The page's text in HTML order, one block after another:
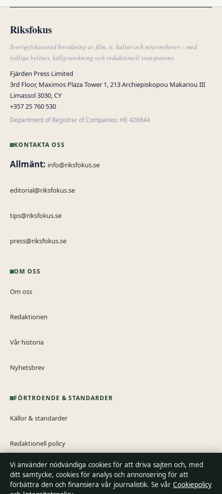
Riksfokus
Sverigefokuserad bevakning av film, tv, kultur och nöjesnyheter – med
tydliga bylines, källgranskning och redaktionell transparens.
Fjärden Press Limited
3rd Floor, Maximos Plaza Tower 1, 213 Archiepiskopou Makariou III
Limassol 3030, CY
+357 25 760 530
Department of Registrar of Companies: HE 426844
KONTAKTA OSS
Allmänt: info@riksfokus.se
editorial@riksfokus.se
tips@riksfokus.se
press@riksfokus.se
OM OSS
Om oss
Redaktionen
Vår historia
Nyhetsbrev
FÖRTROENDE & STANDARDER
Källor & standarder
Redaktionell policy
Rättelsepolicy
Vi använder nödvändiga cookies för att driva sajten och, med
ditt samtycke, cookies för analys och annonsering för att
förbättra den och finansiera vår journalistik. Se vår Cookiepolicy